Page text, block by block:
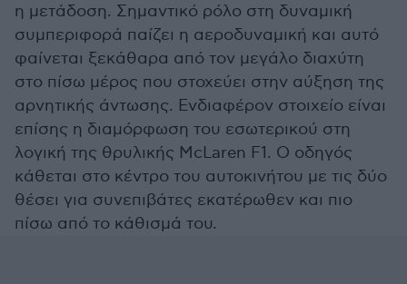
η μετάδοση. Σημαντικό ρόλο στη δυναμική
συμπεριφορά παίζει η αεροδυναμική και αυτό
φαίνεται ξεκάθαρα από τον μεγάλο διαχύτη
στο πίσω μέρος που στοχεύει στην αύξηση της
αρνητικής άντωσης. Ενδιαφέρον στοιχείο είναι
επίσης η διαμόρφωση του εσωτερικού στη
λογική της θρυλικής McLaren F1. Ο οδηγός
κάθεται στο κέντρο του αυτοκινήτου με τις δύο
θέσει για συνεπιβάτες εκατέρωθεν και πιο
πίσω από το κάθισμά του.